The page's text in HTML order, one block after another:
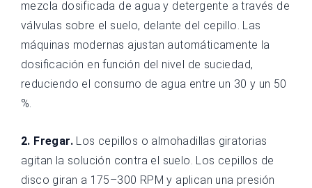
mezcla dosificada de agua y detergente a través de
válvulas sobre el suelo, delante del cepillo. Las
máquinas modernas ajustan automáticamente la
dosificación en función del nivel de suciedad,
reduciendo el consumo de agua entre un 30 y un 50
%.
2. Fregar. Los cepillos o almohadillas giratorias
agitan la solución contra el suelo. Los cepillos de
disco giran a 175–300 RPM y aplican una presión